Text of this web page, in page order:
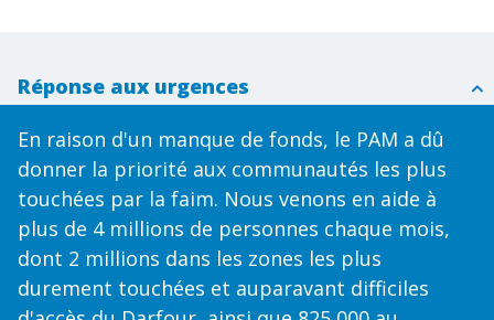
Réponse aux urgences
En raison d'un manque de fonds, le PAM a dû
donner la priorité aux communautés les plus
touchées par la faim. Nous venons en aide à
plus de 4 millions de personnes chaque mois,
dont 2 millions dans les zones les plus
durement touchées et auparavant difficiles